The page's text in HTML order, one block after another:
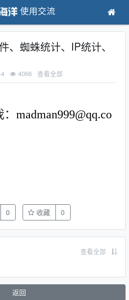
使用交流
、蜘蛛统计、IP统计、
4066 查看全部
madman999@qq.co
0 收藏 0
查看全部
返回